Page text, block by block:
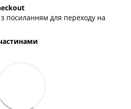
посиланням для переходу на